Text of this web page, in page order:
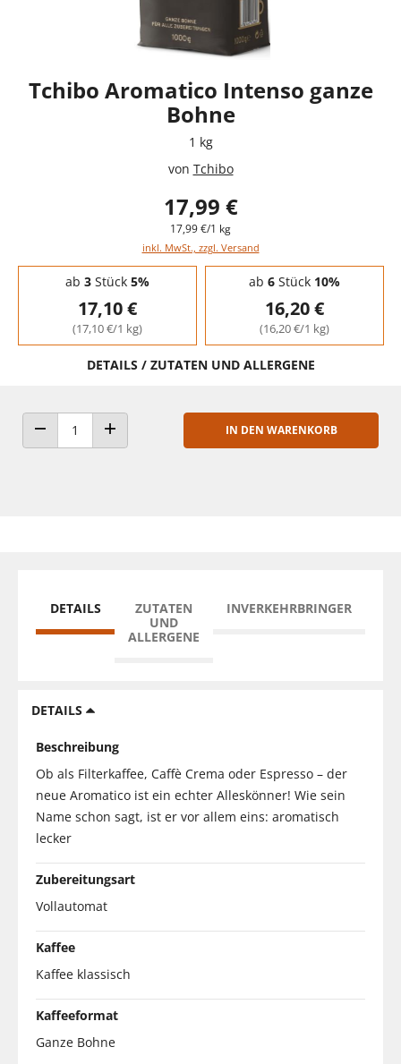
Tchibo Aromatico Intenso ganze
Bohne
1 kg
von Tchibo
17,99 €
17,99 €/1 kg
inkl. MwSt., zzgl. Versand
Staffelpreise - Mengenrabatt
ab 3Stück 5%
17,10 €
(17,10 €/1 kg)
ab 6Stück 10%
16,20 €
(16,20 €/1 kg)
DETAILS / ZUTATEN UND ALLERGENE
ANZAHL VERRINGERNANZAHL ERHÖHEN
IN DEN WARENKORB
DETAILS
ZUTATEN
UND
ALLERGENE
INVERKEHRBRINGER
DETAILS
Beschreibung
Ob als Filterkaffee, Caffè Crema oder Espresso – der
neue Aromatico ist ein echter Alleskönner! Wie sein
Name schon sagt, ist er vor allem eins: aromatisch
lecker
Zubereitungsart
Vollautomat
Kaffee
Kaffee klassisch
Kaffeeformat
Ganze Bohne